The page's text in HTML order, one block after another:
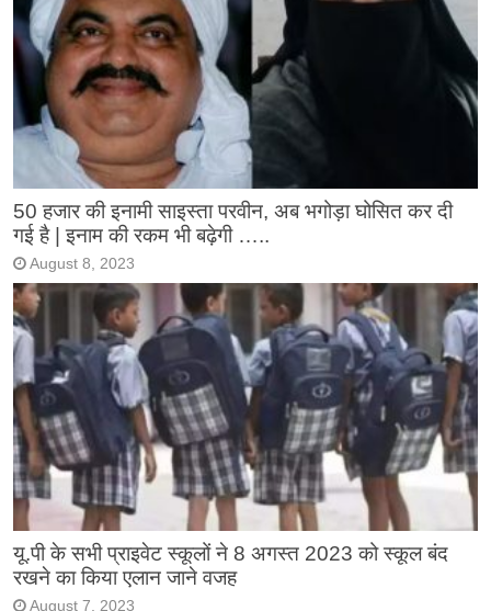
50 हजार की इनामी साइस्ता परवीन, अब भगोड़ा घोसित कर दी
गई है | इनाम की रकम भी बढ़ेगी …..
August 8, 2023
यू.पी के सभी प्राइवेट स्कूलों ने 8 अगस्त 2023 को स्कूल बंद
रखने का किया एलान जाने वजह
August 7, 2023